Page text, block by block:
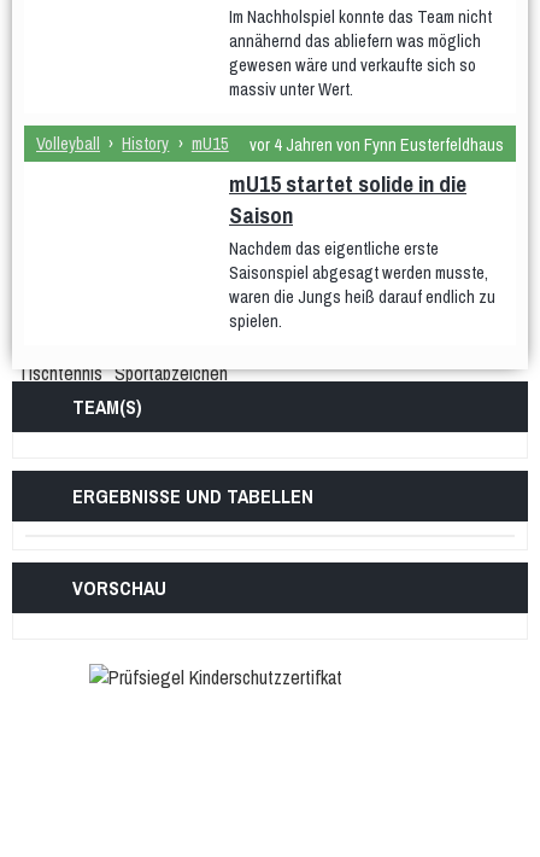
Stadtliga Mixed Mixed
Frauen weibliche Jugend Männer
männliche Jugend Mixed
Damen 5 Quereinsteiger
Stadtliga Herren mU20 (PSV) mU18
mU12
Tischtennis Sportabzeichen
Im Nachholspiel konnte das Team nicht
annähernd das abliefern was möglich
gewesen wäre und verkaufte sich so
massiv unter Wert.
Volleyball › History › mU15 vor 4 Jahren von Fynn Eusterfeldhaus
mU15 startet solide in die
Saison
Nachdem das eigentliche erste
Saisonspiel abgesagt werden musste,
waren die Jungs heiß darauf endlich zu
spielen.
TEAM(S)
ERGEBNISSE UND TABELLEN
VORSCHAU